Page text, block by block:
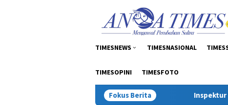
TIMESNEWS TIMESNASIONAL
TIMESOPINI TIMESFOTO
Fokus BeritaInspektur Tambang: